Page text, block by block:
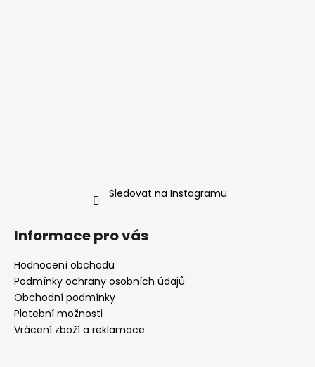
Sledovat na Instagramu
Informace pro vás
Hodnocení obchodu
Podmínky ochrany osobních údajů
Obchodní podmínky
Platební možnosti
Vrácení zboží a reklamace